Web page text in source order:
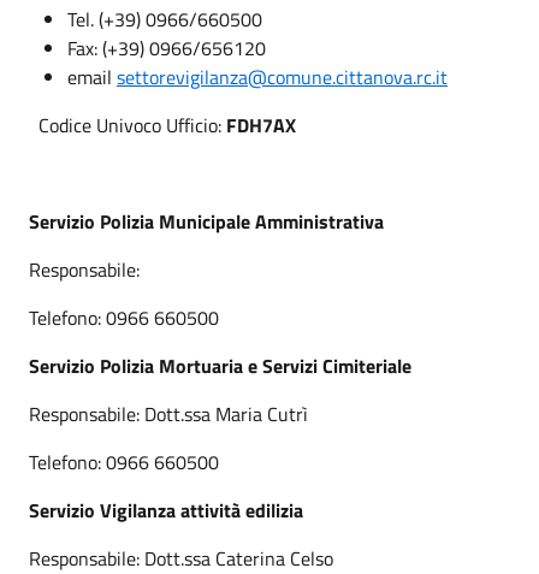
Tel. (+39) 0966/660500
Fax: (+39) 0966/656120
email settorevigilanza@comune.cittanova.rc.it
Codice Univoco Ufficio: FDH7AX
Servizio Polizia Municipale Amministrativa
Responsabile:
Telefono: 0966 660500
Servizio Polizia Mortuaria e Servizi Cimiteriale
Responsabile: Dott.ssa Maria Cutrì
Telefono: 0966 660500
Servizio Vigilanza attività edilizia
Responsabile: Dott.ssa Caterina Celso